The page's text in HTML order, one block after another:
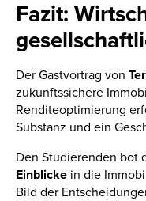
Fazit:
Der Gastvortrag von
zukunftssichere
Renditeoptimierung
Substanz und ein
Den Studierenden bot
Einblicke in die
Bild der